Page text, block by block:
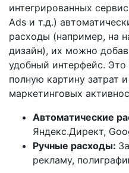
интегрированных
Ads и т.д.)
расходы (например, на
дизайн), их можно
удобный интерфейс. Это
полную картину затрат
маркетинговых
Автоматические
Яндекс.Директ,
Ручные расходы:
рекламу,